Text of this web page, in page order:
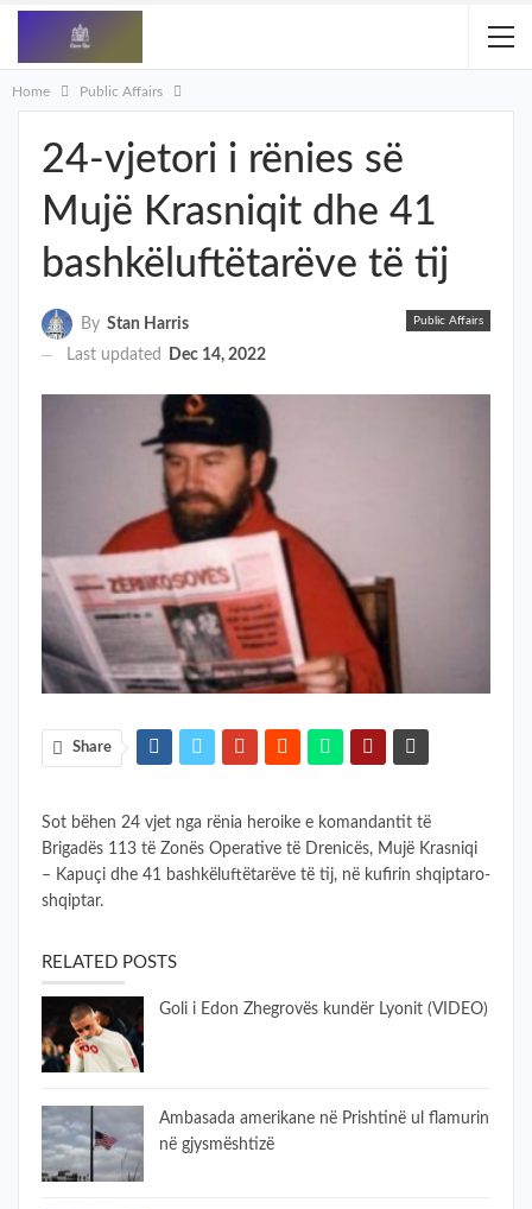
Home Public Affairs
​24-vjetori i rënies së
Mujë Krasniqit dhe 41
bashkëluftëtarëve të tij
Public Affairs
By Stan Harris
Last updated
Dec 14, 2022
Share
Sot bëhen 24 vjet nga rënia heroike e komandantit të
Brigadës 113 të Zonës Operative të Drenicës, Mujë Krasniqi
– Kapuçi dhe 41 bashkëluftëtarëve të tij, në kufirin shqiptaro-
shqiptar.
RELATED POSTS
Goli i Edon Zhegrovës kundër Lyonit (VIDEO)
Ambasada amerikane në Prishtinë ul flamurin
në gjysmështizë